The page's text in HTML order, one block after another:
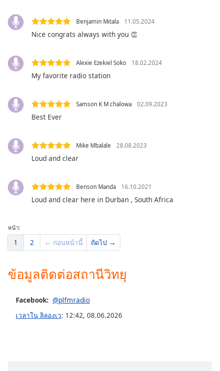
Track
Picture-
Fullscreen
This
modal
window.
dialog
Escape
will
the
window.
Color
Opacity
Benjamin Mitala 11.05.2024
Nice congrats always with you 👏
Alexie Ezekiel Soko 18.02.2024
My favorite radio station
Samson K M chalowa 02.09.2023
Best Ever
Mike Mbalale 28.08.2023
Loud and clear
Benson Manda 16.10.2021
Loud and clear here in Durban , South Africa
หน้า:
1 2 ← ก่อนหน้านี้ ถัดไป →
ข้อมูลติดต่อสถานีวิทยุ
Facebook: @plfmradio
เวลาใน ลิลองเว: 12:42, 08.06.2026